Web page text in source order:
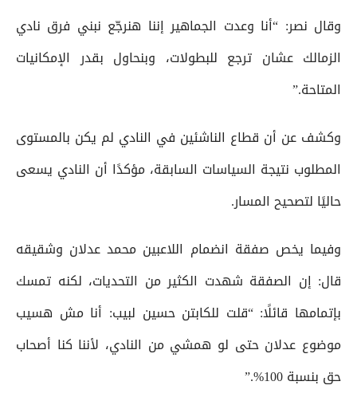
وقال نصر: “أنا وعدت الجماهير إننا هنرجّع نبني فرق نادي
الزمالك عشان ترجع للبطولات، وبنحاول بقدر الإمكانيات
المتاحة.”
وكشف عن أن قطاع الناشئين في النادي لم يكن بالمستوى
المطلوب نتيجة السياسات السابقة، مؤكدًا أن النادي يسعى
حاليًا لتصحيح المسار.
وفيما يخص صفقة انضمام اللاعبين محمد عدلان وشقيقه
قال: إن الصفقة شهدت الكثير من التحديات، لكنه تمسك
بإتمامها قائلًا: “قلت للكابتن حسين لبيب: أنا مش هسيب
موضوع عدلان حتى لو همشي من النادي، لأننا كنا أصحاب
حق بنسبة 100%.”